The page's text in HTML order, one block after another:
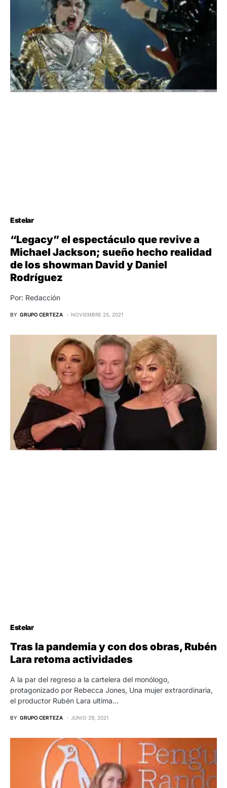
Estelar
“Legacy” el espectáculo que revive a
Michael Jackson; sueño hecho realidad
de los showman David y Daniel
Rodríguez
Por: Redacción
BY GRUPO CERTEZA NOVIEMBRE 25, 2021
Estelar
Tras la pandemia y con dos obras, Rubén
Lara retoma actividades
A la par del regreso a la cartelera del monólogo,
protagonizado por Rebecca Jones, Una mujer extraordinaria,
el productor Rubén Lara ultima…
BY GRUPO CERTEZA JUNIO 29, 2021